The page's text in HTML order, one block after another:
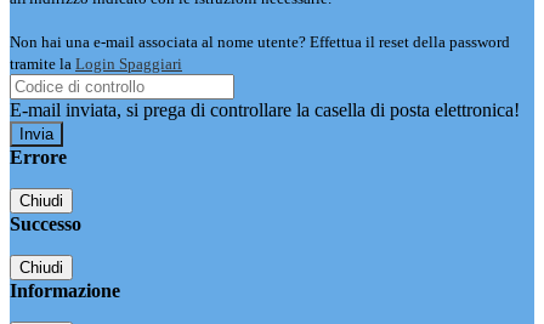
Non hai una e-mail associata al nome utente? Effettua il reset della password
tramite la Login Spaggiari
E-mail inviata, si prega di controllare la casella di posta elettronica!
Errore
Chiudi
Successo
Chiudi
Informazione